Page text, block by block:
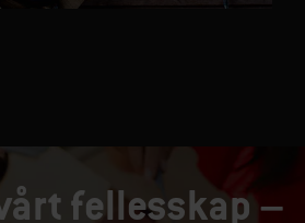
fellesskap –